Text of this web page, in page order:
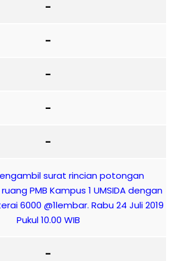
–
–
–
–
–
surat rincian potongan
PMB Kampus 1 UMSIDA dengan
6000 @1lembar. Rabu 24 Juli 2019
Pukul 10.00 WIB
–